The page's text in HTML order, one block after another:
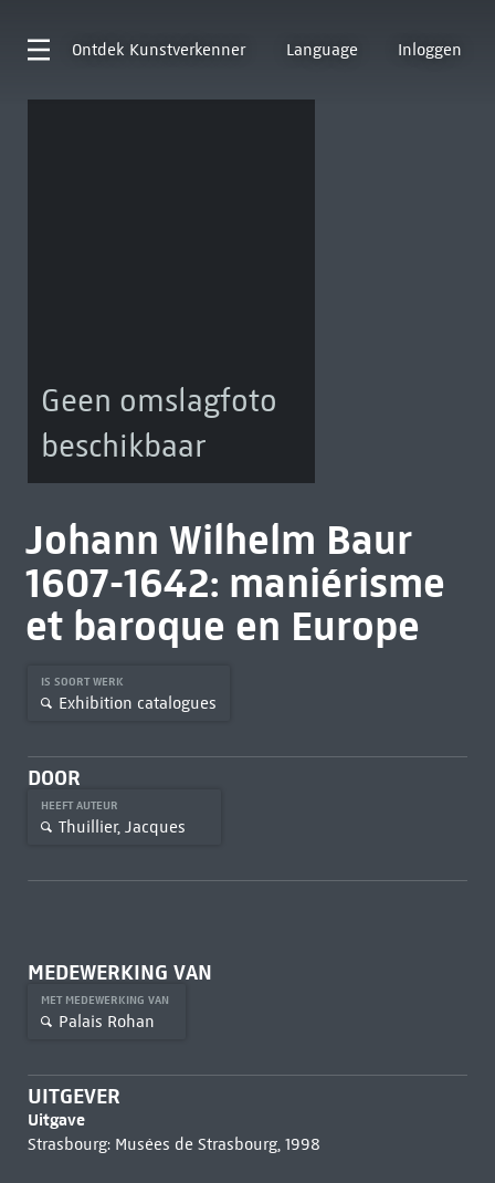
Ontdek Kunstverkenner Language Inloggen
Geen omslagfoto
beschikbaar
Johann Wilhelm Baur
1607-1642: maniérisme
et baroque en Europe
IS SOORT WERK
Exhibition catalogues
DOOR
HEEFT AUTEUR
Thuillier, Jacques
MEDEWERKING VAN
MET MEDEWERKING VAN
Palais Rohan
UITGEVER
Uitgave
Strasbourg: Musées de Strasbourg, 1998